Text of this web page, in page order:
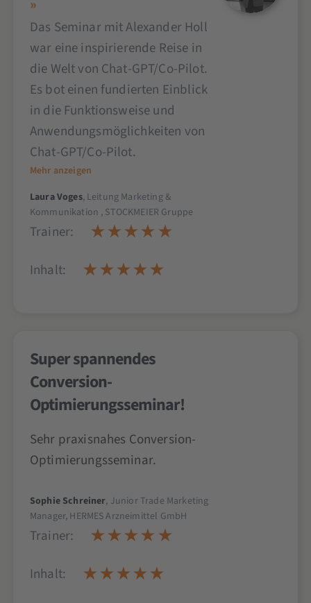
Das Seminar mit Alexander Holl
war eine inspirierende Reise in
die Welt von Chat-GPT/Co-Pilot.
Es bot einen fundierten Einblick
in die Funktionsweise und
Anwendungsmöglichkeiten von
Chat-GPT/Co-Pilot.
Mehr anzeigen
Laura Voges, Leitung Marketing &
Kommunikation , STOCKMEIER Gruppe
Trainer:
Inhalt:
Super spannendes
Conversion-
Optimierungsseminar!
Sehr praxisnahes Conversion-
Optimierungsseminar.
Sophie Schreiner, Junior Trade Marketing
Manager, HERMES Arzneimittel GmbH
Trainer:
Inhalt: